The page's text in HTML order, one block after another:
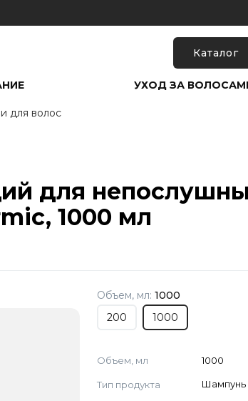
Каталог
УХОД ЗА
для волос
для
1000 мл
Объем, мл: 1000
200
1000
Объем, мл 1000
Тип продукта Шампунь